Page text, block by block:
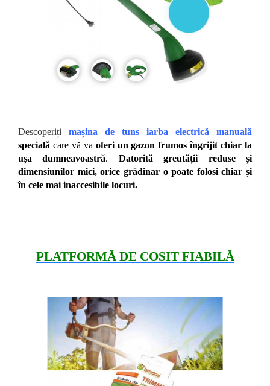
Descoperiți mașina de tuns iarba electrică manuală
specială care vă va oferi un gazon frumosîngrijit chiar la
ușa dumneavoastră. Datorită greutății reduse și
dimensiunilor mici, orice grădinar o poate folosi chiar și
în cele mai inaccesibile locuri.
PLATFORMĂ DE COSIT FIABILĂ